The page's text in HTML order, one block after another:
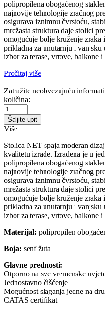
polipropilena obogaćenog
najnovije tehnologije zračnog
osigurava iznimnu čvrstoću,
mrežasta struktura daje stolici
omogućuje bolje kruženje zraka
prikladna za unutarnju i vanjsku
izbor za terase, vrtove, balkone
Pročitaj više
Zatražite neobvezujuću
količina:
Šaljite upit
Više
Stolica NET spaja moderan
kvalitetu izrade. Izrađena je u
polipropilena obogaćenog
najnovije tehnologije zračnog
osigurava iznimnu čvrstoću,
mrežasta struktura daje stolici
omogućuje bolje kruženje zraka
prikladna za unutarnju i vanjsku
izbor za terase, vrtove, balkone
Materijal: polipropilen
Boja: senf žuta
Glavne prednosti:
Otporno na sve vremenske
Jednostavno čišćenje
Mogućnost slaganja jedne na
CATAS certifikat